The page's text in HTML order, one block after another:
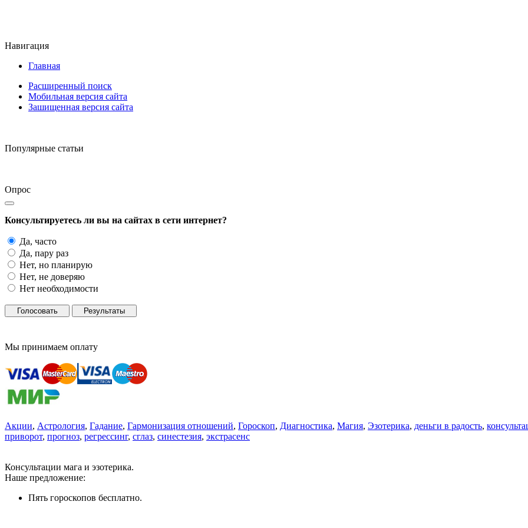
Навигация
Главная
Расширенный поиск
Мобильная версия сайта
Зашищенная версия сайта
Популярные статьи
Опрос
Консультируетесь ли вы на сайтах в сети интернет?
Да, часто
Да, пару раз
Нет, но планирую
Нет, не доверяю
Нет необходимости
Голосовать Результаты
Мы принимаем оплату
Акции, Астрология, Гадание, Гармонизация отношений, Гороскоп, Диагностика, Магия, Эзотерика, деньги в радость,
приворот, прогноз, регрессинг, сглаз, синестезия, экстрасенс
Консультации мага и эзотерика.
Наше предложение:
Пять гороскопов бесплатно.